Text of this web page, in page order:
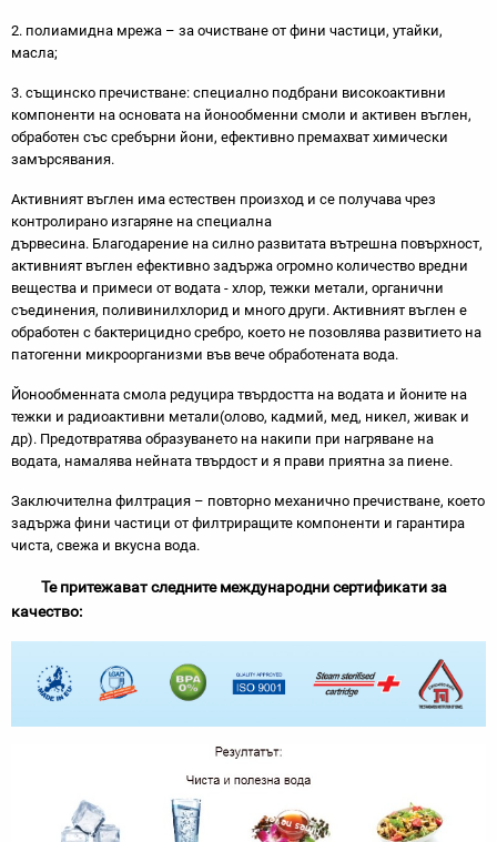
2. полиамидна мрежа – за очистване от фини частици, утайки,
масла;
3. същинско пречистване: специално подбрани високоактивни
компоненти на основата на йонообменни смоли и активен въглен,
обработен със сребърни йони, ефективно премахват химически
замърсявания.
Активният въглен има естествен произход и се получава чрез
контролирано изгаряне на специална
дървесина. Благодарение на силно развитата вътрешна повърхност,
активният въглен ефективно задържа огромно количество вредни
вещества и примеси от водата - хлор, тежки метали, органични
съединения, поливинилхлорид и много други. Активният въглен е
обработен с бактерицидно сребро, което не позовлява развитието на
патогенни микроорганизми във вече обработената вода.
Йонообменната смола редуцира твърдостта на водата и йоните на
тежки и радиоактивни метали(олово, кадмий, мед, никел, живак и
др). Предотвратява образуването на накипи при нагряване на
водата, намалява нейната твърдост и я прави приятна за пиене.
Заключителна филтрация – повторно механично пречистване, което
задържа фини частици от филтриращите компоненти и гарантира
чиста, свежа и вкусна вода.
Те притежават следните международни сертификати за
качество: